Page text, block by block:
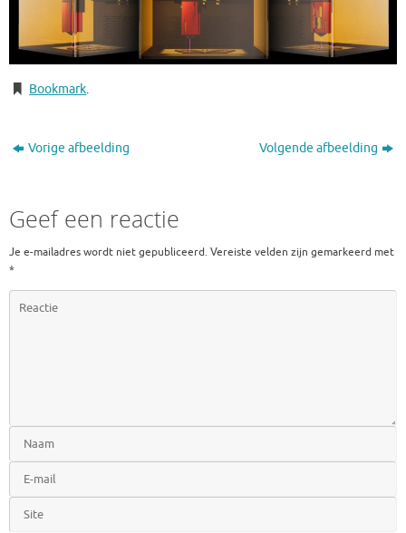
Bookmark.
Vorige afbeelding Volgende afbeelding
Geef een reactie
Je e-mailadres wordt niet gepubliceerd. Vereiste velden zijn gemarkeerd met
*